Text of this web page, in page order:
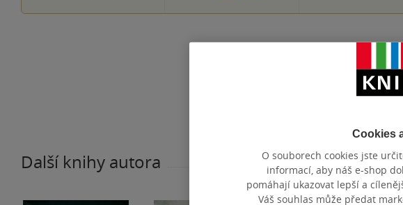
Další knihy autora
Cookies
O souborech cookies jste
informací, aby náš e-shop
pomáhají ukazovat lepší a
Váš souhlas může předat